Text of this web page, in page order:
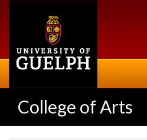
College of Arts